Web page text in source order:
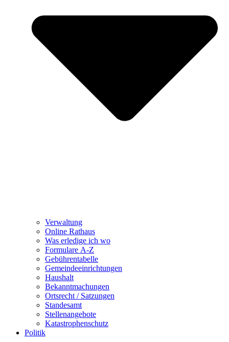
Verwaltung
Online Rathaus
Was erledige ich wo
Formulare A-Z
Gebührentabelle
Gemeindeeinrichtungen
Haushalt
Bekanntmachungen
Ortsrecht / Satzungen
Standesamt
Stellenangebote
Katastrophenschutz
Politik